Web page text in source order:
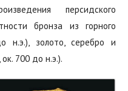
персидского
бронза из горного
н.э.), золото, серебро и
700 до н.э.).